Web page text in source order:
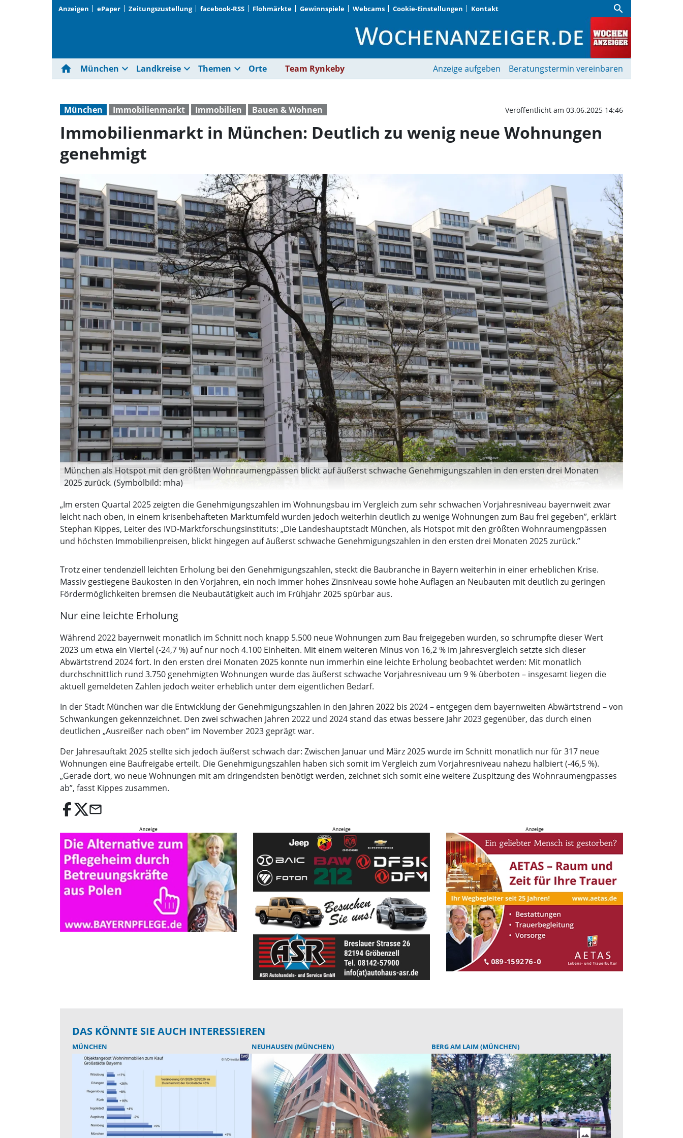
Anzeigen ePaper Zeitungszustellung facebook-RSS Flohmärkte Gewinnspiele Webcams Cookie-Einstellungen Kontakt search
Immobilienmarkt in München: Deutlich zu
home München expand_more Landkreise expand_more Themen expand_more Orte Team Rynkeby Anzeige aufgeben Beratungstermin vereinbaren
München Immobilienmarkt Immobilien Bauen & Wohnen Veröffentlicht am 03.06.2025 14:46
Immobilienmarkt in München: Deutlich zu wenig neue Wohnungen
genehmigt
München als Hotspot mit den größten Wohnraumengpässen blickt auf äußerst schwache Genehmigungszahlen in den ersten drei Monaten
2025 zurück. (Symbolbild: mha)
„Im ersten Quartal 2025 zeigten die Genehmigungszahlen im Wohnungsbau im Vergleich zum sehr schwachen Vorjahresniveau bayernweit zwar
leicht nach oben, in einem krisenbehafteten Marktumfeld wurden jedoch weiterhin deutlich zu wenige Wohnungen zum Bau frei gegeben”, erklärt
Stephan Kippes, Leiter des IVD-Marktforschungsinstituts: „Die Landeshauptstadt München, als Hotspot mit den größten Wohnraumengpässen
und höchsten Immobilienpreisen, blickt hingegen auf äußerst schwache Genehmigungszahlen in den ersten drei Monaten 2025 zurück.”
Trotz einer tendenziell leichten Erholung bei den Genehmigungszahlen, steckt die Baubranche in Bayern weiterhin in einer erheblichen Krise.
Massiv gestiegene Baukosten in den Vorjahren, ein noch immer hohes Zinsniveau sowie hohe Auflagen an Neubauten mit deutlich zu geringen
Fördermöglichkeiten bremsen die Neubautätigkeit auch im Frühjahr 2025 spürbar aus.
Nur eine leichte Erholung
Während 2022 bayernweit monatlich im Schnitt noch knapp 5.500 neue Wohnungen zum Bau freigegeben wurden, so schrumpfte dieser Wert
2023 um etwa ein Viertel (-24,7 %) auf nur noch 4.100 Einheiten. Mit einem weiteren Minus von 16,2 % im Jahresvergleich setzte sich dieser
Abwärtstrend 2024 fort. In den ersten drei Monaten 2025 konnte nun immerhin eine leichte Erholung beobachtet werden: Mit monatlich
durchschnittlich rund 3.750 genehmigten Wohnungen wurde das äußerst schwache Vorjahresniveau um 9 % überboten – insgesamt liegen die
aktuell gemeldeten Zahlen jedoch weiter erheblich unter dem eigentlichen Bedarf.
In der Stadt München war die Entwicklung der Genehmigungszahlen in den Jahren 2022 bis 2024 – entgegen dem bayernweiten Abwärtstrend – von
Schwankungen gekennzeichnet. Den zwei schwachen Jahren 2022 und 2024 stand das etwas bessere Jahr 2023 gegenüber, das durch einen
deutlichen „Ausreißer nach oben” im November 2023 geprägt war.
Der Jahresauftakt 2025 stellte sich jedoch äußerst schwach dar: Zwischen Januar und März 2025 wurde im Schnitt monatlich nur für 317 neue
Wohnungen eine Baufreigabe erteilt. Die Genehmigungszahlen haben sich somit im Vergleich zum Vorjahresniveau nahezu halbiert (-46,5 %).
„Gerade dort, wo neue Wohnungen mit am dringendsten benötigt werden, zeichnet sich somit eine weitere Zuspitzung des Wohnraumengpasses
ab”, fasst Kippes zusammen.
email
DAS KÖNNTE SIE AUCH INTERESSIEREN
MÜNCHEN NEUHAUSEN (MÜNCHEN) BERG AM LAIM (MÜNCHEN)